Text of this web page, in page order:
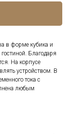
в форме кубика и
Благодаря
На корпусе
устройством. В
тока с
любым